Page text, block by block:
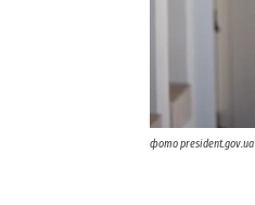
фото president.gov.ua